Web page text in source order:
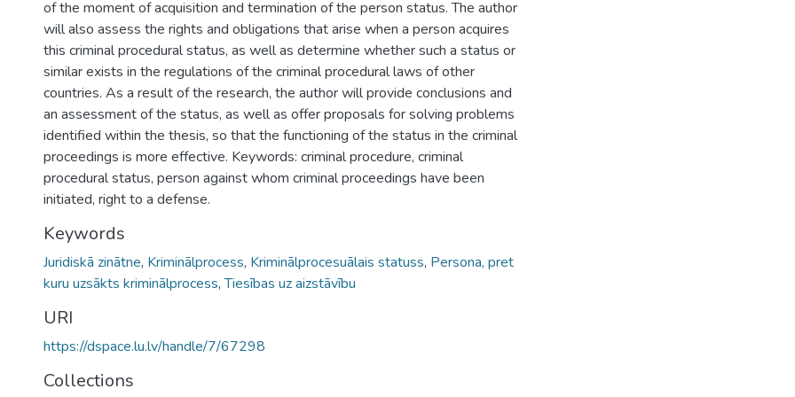
of the moment of acquisition and termination of the person status. The author
will also assess the rights and obligations that arise when a person acquires
this criminal procedural status, as well as determine whether such a status or
similar exists in the regulations of the criminal procedural laws of other
countries. As a result of the research, the author will provide conclusions and
an assessment of the status, as well as offer proposals for solving problems
identified within the thesis, so that the functioning of the status in the criminal
proceedings is more effective. Keywords: criminal procedure, criminal
procedural status, person against whom criminal proceedings have been
initiated, right to a defense.
Keywords
Juridiskā zinātne, Kriminālprocess, Kriminālprocesuālais statuss, Persona, pret
kuru uzsākts kriminālprocess,Tiesības uz aizstāvību
URI
https://dspace.lu.lv/handle/7/67298
Collections